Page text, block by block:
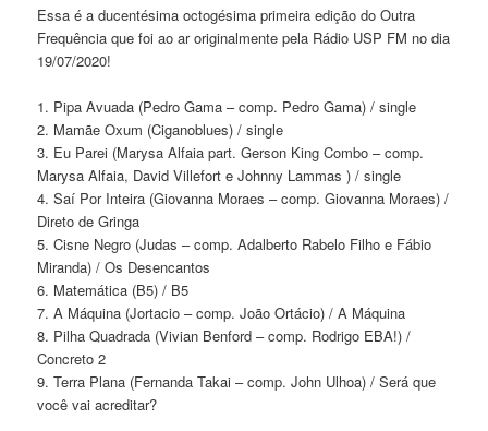
Essa é a ducentésima octogésima primeira edição do Outra
Frequência que foi ao ar originalmente pela Rádio USP FM no dia
19/07/2020!
1. Pipa Avuada (Pedro Gama – comp. Pedro Gama) / single
2. Mamãe Oxum (Ciganoblues) / single
3. Eu Parei (Marysa Alfaia part. Gerson King Combo – comp.
Marysa Alfaia, David Villefort e Johnny Lammas ) / single
4. Saí Por Inteira (Giovanna Moraes – comp. Giovanna Moraes) /
Direto de Gringa
5. Cisne Negro (Judas – comp. Adalberto Rabelo Filho e Fábio
Miranda) / Os Desencantos
6. Matemática (B5) / B5
7. A Máquina (Jortacio – comp. João Ortácio) / A Máquina
8. Pilha Quadrada (Vivian Benford – comp. Rodrigo EBA!) /
Concreto 2
9. Terra Plana (Fernanda Takai – comp. John Ulhoa) / Será que
você vai acreditar?